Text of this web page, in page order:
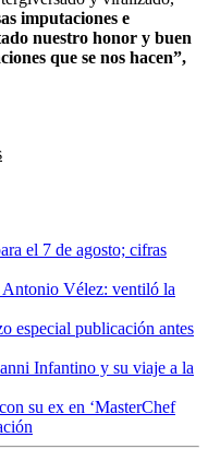
imputaciones e
nuestro honor y buen
que se nos hacen”,
el 7 de agosto; cifras
Vélez: ventiló la
especial publicación antes
Infantino y su viaje a la
su ex en ‘MasterChef